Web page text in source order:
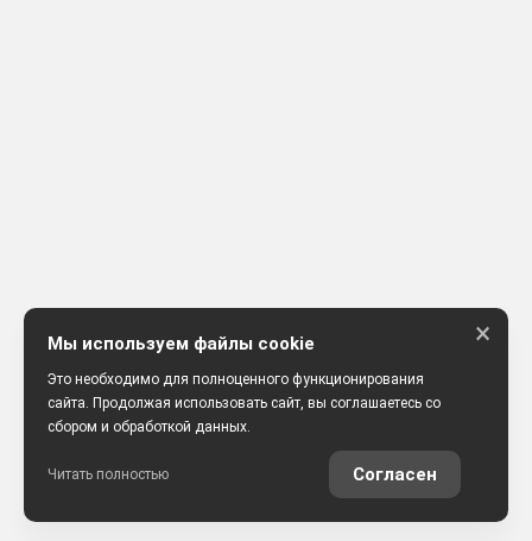
Мы используем файлы cookie
Это необходимо для полноценного функционирования
сайта. Продолжая использовать сайт, вы соглашаетесь со
сбором и обработкой данных.
Читать полностью Согласен
×